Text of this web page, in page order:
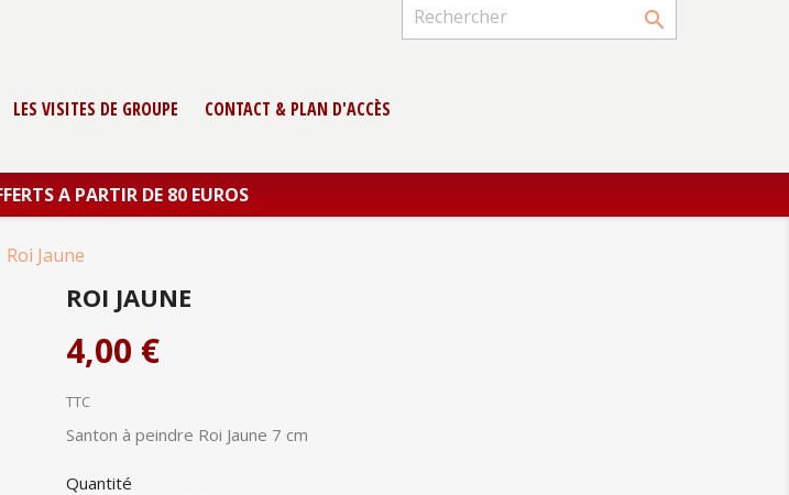

LES VISITES DE GROUPE CONTACT & PLAN D'ACCÈS
A PARTIR DE 80 EUROS
Roi Jaune
ROI JAUNE
4,00 €
TTC
Santon à peindre Roi Jaune 7 cm
Quantité